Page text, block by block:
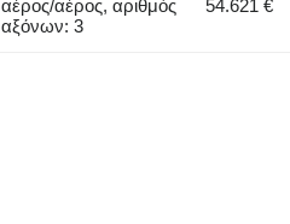
αέρος/αέρος, αριθμός
αξόνων: 3
54.621 €